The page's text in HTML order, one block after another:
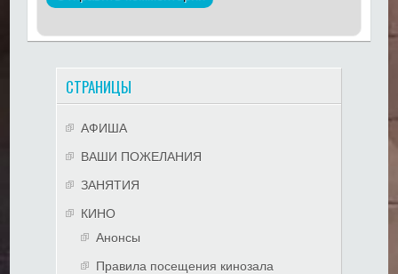
СТРАНИЦЫ
АФИША
ВАШИ ПОЖЕЛАНИЯ
ЗАНЯТИЯ
КИНО
Анонсы
Правила посещения кинозала